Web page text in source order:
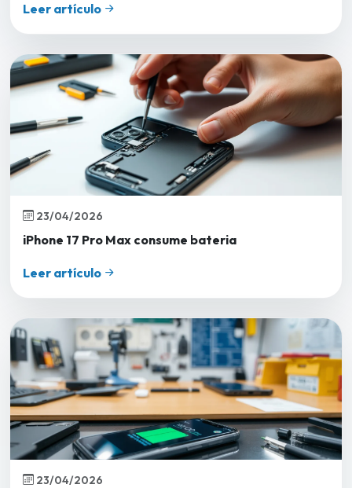
Leer artículo
23/04/2026
iPhone 17 Pro Max consume bateria
Leer artículo
23/04/2026